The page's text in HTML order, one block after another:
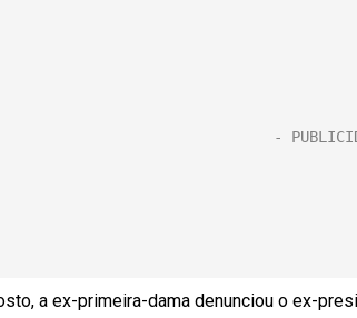
a ex-primeira-dama denunciou o ex-